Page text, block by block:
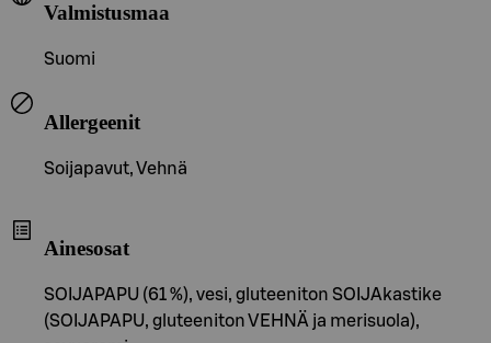
Valmistusmaa
Suomi
Allergeenit
Soijapavut, Vehnä
Ainesosat
SOIJAPAPU (61 %), vesi, gluteeniton SOIJAkastike
(SOIJAPAPU, gluteeniton VEHNÄ ja merisuola),